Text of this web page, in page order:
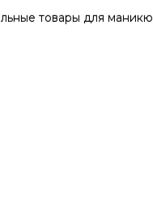
для маникюра,